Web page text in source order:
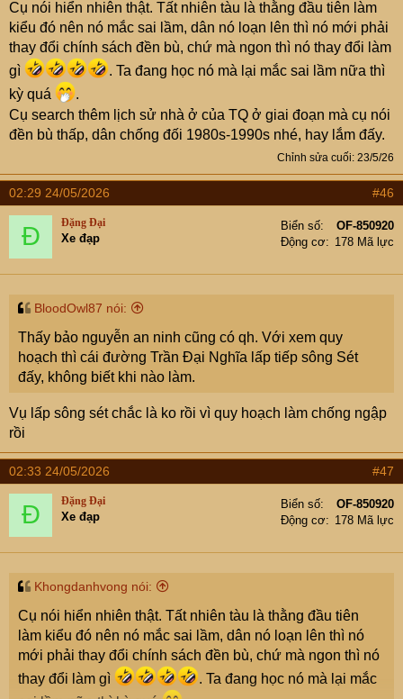
tiên.
Cụ nói hiển nhiên thật. Tất nhiên tàu là thằng đầu tiên làm
kiểu đó nên nó mắc sai lầm, dân nó loạn lên thì nó mới phải
thay đổi chính sách đền bù, chứ mà ngon thì nó thay đổi làm
gì
. Ta đang học nó mà lại mắc sai lầm nữa thì
kỳ quá
.
Cụ search thêm lịch sử nhà ở của TQ ở giai đoạn mà cụ nói
đền bù thấp, dân chống đối 1980s-1990s nhé, hay lắm đấy.
Chỉnh sửa cuối: 23/5/26
02:29 24/05/2026 #46
Đ Đặng Đại
Xe đạp
Biển số
OF-850920
Động cơ
178 Mã lực
BloodOwl87 nói:
Thấy bảo nguyễn an ninh cũng có qh. Với xem quy
hoạch thì cái đường Trần Đại Nghĩa lấp tiếp sông Sét
đấy, không biết khi nào làm.
Vụ lấp sông sét chắc là ko rồi vì quy hoạch làm chống ngập
rồi
02:33 24/05/2026 #47
Đ Đặng Đại
Xe đạp
Biển số
OF-850920
Động cơ
178 Mã lực
Khongdanhvong nói:
Cụ nói hiển nhiên thật. Tất nhiên tàu là thằng đầu tiên
làm kiểu đó nên nó mắc sai lầm, dân nó loạn lên thì nó
mới phải thay đổi chính sách đền bù, chứ mà ngon thì nó
thay đổi làm gì
. Ta đang học nó mà lại mắc